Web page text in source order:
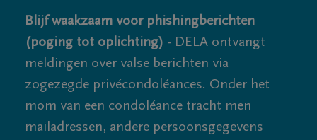
Blijf waakzaam voor phishingberichten
(poging tot oplichting) - DELA ontvangt
meldingen over valse berichten via
zogezegde privécondoléances. Onder het
mom van een condoléance tracht men
mailadressen, andere persoonsgegevens